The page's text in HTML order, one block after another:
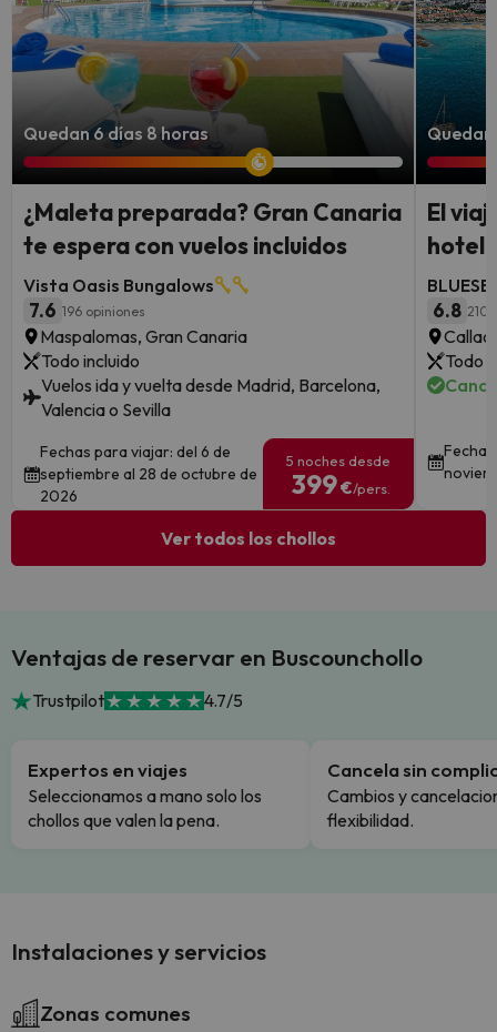
Quedan 6 días 8 horas
¿Maleta preparada? Gran Canaria
te espera con vuelos incluidos
Vista Oasis Bungalows
7.6 196 opiniones
Maspalomas, Gran Canaria
Todo incluido
Vuelos ida y vuelta desde Madrid, Barcelona,
Valencia o Sevilla
Fechas para viajar: del 6 de
septiembre al 28 de octubre de
2026
5 noches desde
399€/pers.
El
hotel
6.8 210
Todo
Ver todos los chollos
Ventajas de reservar en Buscounchollo
Trustpilot 4.7/5
Expertos en viajes
Seleccionamos a mano solo los
chollos que valen la pena.
Cancela sin
Cambios y
flexibilidad.
Instalaciones y servicios
Zonas comunes